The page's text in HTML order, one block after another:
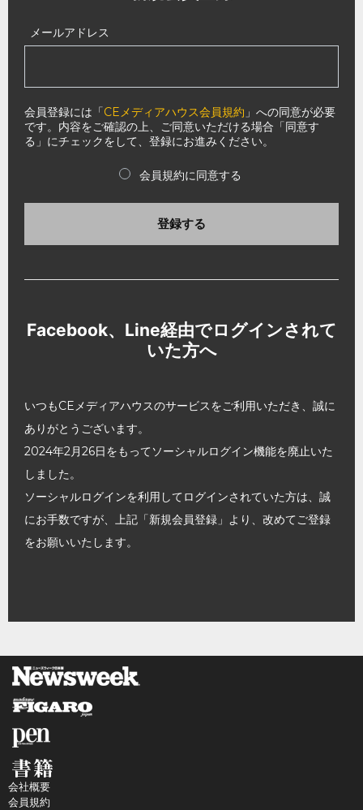
メールアドレス
会員登録には「CEメディアハウス会員規約 」への同意が必要
です。内容をご確認の上、ご同意いただける場合「同意す
る」にチェックをして、登録にお進みください。
会員規約に同意する
登録する
Facebook、Line経由でログインされて
いた方へ
いつもCEメディアハウスのサービスをご利用いただき、誠に
ありがとうございます。
2024年2月26日をもってソーシャルログイン機能を廃止いた
しました。
ソーシャルログインを利用してログインされていた方は、誠
にお手数ですが、上記「新規会員登録」より、改めてご登録
をお願いいたします。
会社概要
会員規約